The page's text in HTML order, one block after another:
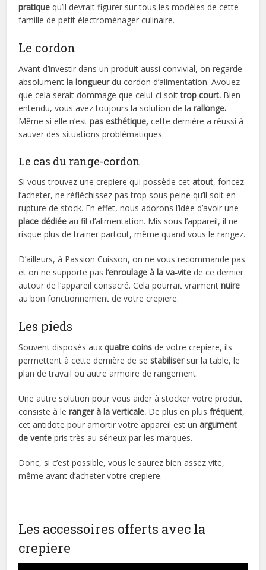
pratique qu’il devrait figurer sur tous les modèles de cette
famille de petit électroménager culinaire.
Le cordon
Avant d’investir dans un produit aussi convivial, on regarde
absolument la longueurdu cordon d’alimentation. Avouez
que cela serait dommage que celui-ci soittrop court. Bien
entendu, vous avez toujours la solution de larallonge.
Même si elle n’estpas esthétique,cette dernière a réussi à
sauver des situations problématiques.
Le cas du range-cordon
Si vous trouvez une crepiere qui possède cetatout, foncez
l’acheter, ne réfléchissez pas trop sous peine qu’il soit en
rupture de stock. En effet, nous adorons l’idée d’avoir une
place dédiée au fil d’alimentation. Mis sous l’appareil, il ne
risque plus de trainer partout, même quand vous le rangez.
D’ailleurs, à Passion Cuisson, on ne vous recommande pas
et on ne supporte pas l’enroulage à la va-vite de ce dernier
autour de l’appareil consacré. Cela pourrait vraimentnuire
au bon fonctionnement de votre crepiere.
Les pieds
Souvent disposés auxquatre coins de votre crepiere, ils
permettent à cette dernière de sestabilisersur la table, le
plan de travail ou autre armoire de rangement.
Une autre solution pour vous aider à stocker votre produit
consiste à leranger à la verticale. De plus en plusfréquent,
cet antidote pour amortir votre appareil est unargument
de vente pris très au sérieux par les marques.
Donc, si c’est possible, vous le saurez bien assez vite,
même avant d’acheter votre crepiere.
Les accessoires offerts avec la
crepiere